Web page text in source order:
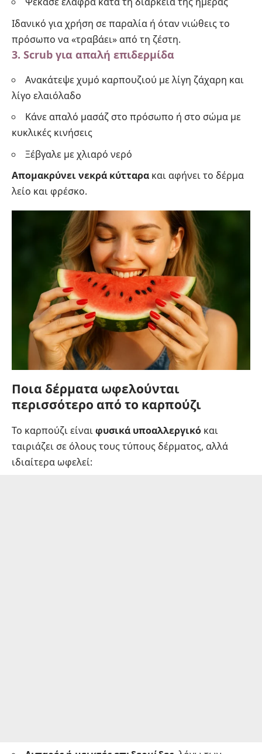
Ιδανικό για χρήση σε παραλία ή όταν νιώθεις το
πρόσωπο να «τραβάει» από τη ζέστη.
3. Scrub για απαλή επιδερμίδα
Ανακάτεψε χυμό καρπουζιού με λίγη ζάχαρη και
λίγο ελαιόλαδο
Κάνε απαλό μασάζ στο πρόσωπο ή στο σώμα με
κυκλικές κινήσεις
Ξέβγαλε με χλιαρό νερό
Απομακρύνει νεκρά κύτταρα και αφήνει το δέρμα
λείο και φρέσκο.
Ποια δέρματα ωφελούνται
περισσότερο από το καρπούζι
Το καρπούζι είναιφυσικά υποαλλεργικό και
ταιριάζει σε όλους τους τύπους δέρματος, αλλά
ιδιαίτερα ωφελεί: